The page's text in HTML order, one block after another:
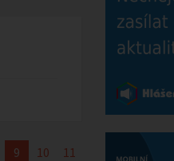
9 10 11